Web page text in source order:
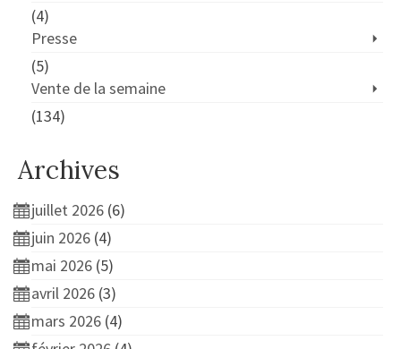
(4)
Presse
(5)
Vente de la semaine
(134)
Archives
juillet 2026 (6)
juin 2026 (4)
mai 2026 (5)
avril 2026 (3)
mars 2026 (4)